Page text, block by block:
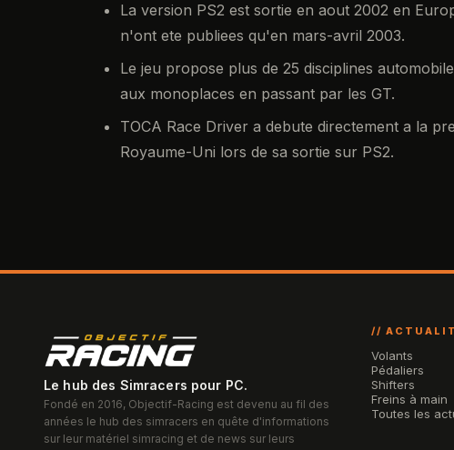
La version PS2 est sortie en aout 2002 en
n'ont ete publiees qu'en mars-avril 2003.
Le jeu propose plus de 25 disciplines
aux monoplaces en passant par les GT.
TOCA Race Driver a debute directement a la
Royaume-Uni lors de sa sortie sur PS2.
Le hub des Simracers pour PC.
Fondé en 2016, Objectif-Racing est devenu au fil des
années le hub des simracers en quête d'informations
sur leur matériel simracing et de news sur leurs
//
Volants
Pédaliers
Shifters
Freins à main
Toutes les